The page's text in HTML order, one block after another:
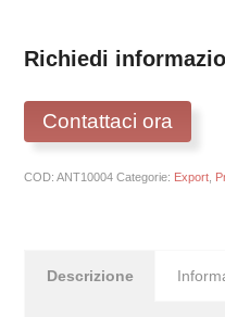
Richiedi
Contattaci ora
COD:ANT10004 Categorie: Export
Descrizione